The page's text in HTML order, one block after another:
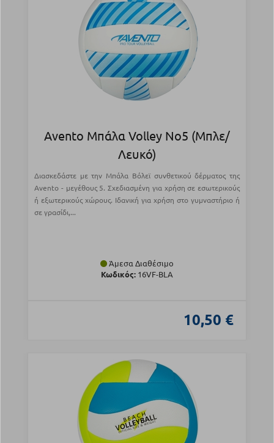
Avento Μπάλα Volley Νο5 (Μπλε/
Λευκό)
Διασκεδάστε με την Μπάλα Βόλεϊ συνθετικού δέρματος της
Avento - μεγέθους 5. Σχεδιασμένη για χρήση σε εσωτερικούς
ή εξωτερικούς χώρους. Ιδανική για χρήση στο γυμναστήριο ή
σε γρασίδι,...
Άμεσα Διαθέσιμο
Κωδικός: 16VF-BLA
10,50 €